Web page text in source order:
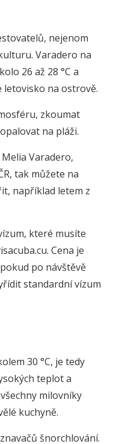
nejenom
Varadero na
26 až 28 °C a
letovisko na ostrově.
zkoumat
na pláži.
Varadero,
tak můžete na
například letem z
které musíte
Cena je
po návštěvě
standardní vízum
30 °C, je tedy
teplot a
milovníky
kuchyně.
šnorchlování.